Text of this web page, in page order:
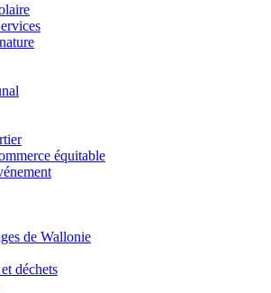
équitable
de Wallonie
déchets